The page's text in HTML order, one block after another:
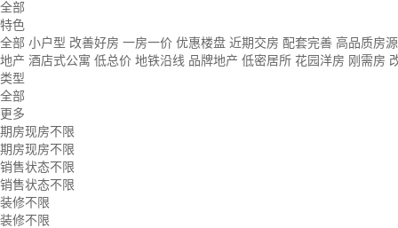
全部
特色
全部 小户型 改善好房 一房一价 优惠楼盘 近期交房 配套完善 高品质房
地产 酒店式公寓 低总价 地铁沿线 品牌地产 低密居所 花园洋房 刚需房
类型
全部
更多
期房现房不限
期房现房不限
销售状态不限
销售状态不限
装修不限
装修不限